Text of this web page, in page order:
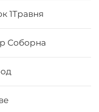
1Травня
Соборна